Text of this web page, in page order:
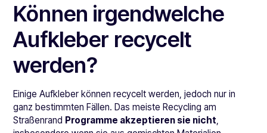
Können irgendwelche
Aufkleber recycelt
werden?
Einige Aufkleber können recycelt werden, jedoch nur in
ganz bestimmten Fällen. Das meiste Recycling am
Straßenrand Programme akzeptieren sie nicht,